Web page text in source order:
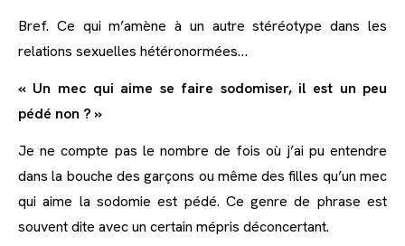
Bref. Ce qui m’amène à un autre stéréotype dans les
relations sexuelles hétéronormées…
« Un mec qui aime se faire sodomiser, il est un peu
pédé non ? »
Je ne compte pas le nombre de fois où j’ai pu entendre
dans la bouche des garçons ou même des filles qu’un mec
qui aime la sodomie est pédé. Ce genre de phrase est
souvent dite avec un certain mépris déconcertant.